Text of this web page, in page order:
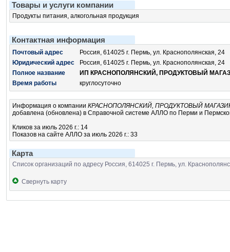
Товары и услуги компании
Продукты питания, алкогольная продукция
Контактная информация
Почтовый адрес
Россия, 614025 г. Пермь, ул. Краснополянская, 24
Юридический адрес
Россия, 614025 г. Пермь, ул. Краснополянская, 24
Полное название
ИП КРАСНОПОЛЯНСКИЙ, ПРОДУКТОВЫЙ
Время работы
круглосуточно
Информация о компании КРАСНОПОЛЯНСКИЙ, ПРОДУКТОВЫЙ
добавлена (обновлена) в Справочной системе АЛЛО по Перми и
Кликов за июль 2026 г.: 14
Показов на сайте АЛЛО за июль 2026 г.: 33
Карта
Список организаций по адресу Россия, 614025 г. Пермь, ул.
Свернуть карту